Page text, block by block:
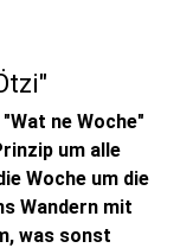
ne Woche"
um alle
Woche um die
Wandern mit
was sonst